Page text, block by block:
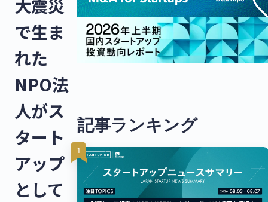
大震災
で生ま
れた
NPO法
人がス
タート
アップ
として
記事ランキング